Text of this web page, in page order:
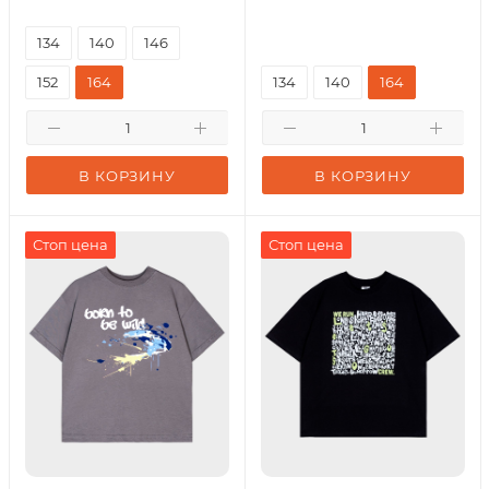
В КОРЗИНУ
134 140 146
152 164
В КОРЗИНУ
134 140 164
Стоп цена Стоп цена